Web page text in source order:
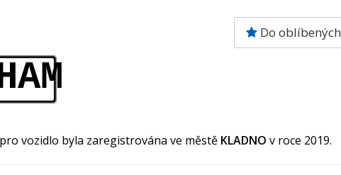
Do oblíbených
pro vozidlo byla zaregistrována ve městě KLADNO v roce 2019.